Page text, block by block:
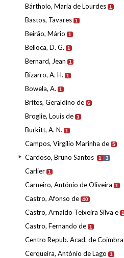
Bártholo, Maria de Lourdes 1
Bastos, Tavares 1
Beirão, Mário 1
Belloca, D. G. 1
Bernard, Jean 1
Bizarro, A. H. 1
Bowela, A. 1
Brites, Geraldino de 6
Broglie, Louis de 3
Burkitt, A. N. 1
Campos, Virgílio Marinha de 5
Cardoso, Bruno Santos 1 3
Carlier 1
Carneiro, António de Oliveira 1
Castro, Afonso de 40
Castro, Arnaldo Teixeira Silva e 1
Castro, Fernando de 1
Centro Repub. Acad. de Coimbra
Cerqueira, António de Lago 1